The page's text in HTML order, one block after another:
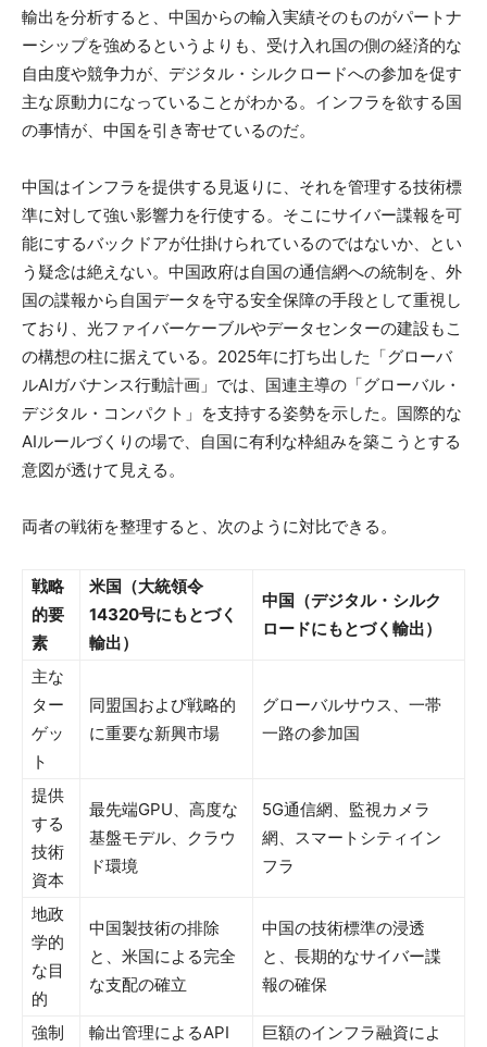
輸出を分析すると、中国からの輸入実績そのものがパートナ
ーシップを強めるというよりも、受け入れ国の側の経済的な
自由度や競争力が、デジタル・シルクロードへの参加を促す
主な原動力になっていることがわかる。インフラを欲する国
の事情が、中国を引き寄せているのだ。
中国はインフラを提供する見返りに、それを管理する技術標
準に対して強い影響力を行使する。そこにサイバー諜報を可
能にするバックドアが仕掛けられているのではないか、とい
う疑念は絶えない。中国政府は自国の通信網への統制を、外
国の諜報から自国データを守る安全保障の手段として重視し
ており、光ファイバーケーブルやデータセンターの建設もこ
の構想の柱に据えている。2025年に打ち出した「グローバ
ルAIガバナンス行動計画」では、国連主導の「グローバル・
デジタル・コンパクト」を支持する姿勢を示した。国際的な
AIルールづくりの場で、自国に有利な枠組みを築こうとする
意図が透けて見える。
両者の戦術を整理すると、次のように対比できる。
戦略
的要
素
米国（大統領令
14320号にもとづく
輸出）
中国（デジタル・シルク
ロードにもとづく輸出）
主な
ター
ゲッ
ト
同盟国および戦略的
に重要な新興市場
グローバルサウス、一帯
一路の参加国
提供
する
技術
資本
最先端GPU、高度な
基盤モデル、クラウ
ド環境
5G通信網、監視カメラ
網、スマートシティイン
フラ
地政
学的
な目
的
中国製技術の排除
と、米国による完全
な支配の確立
中国の技術標準の浸透
と、長期的なサイバー諜
報の確保
強制
輸出管理によるAPI
巨額のインフラ融資によ